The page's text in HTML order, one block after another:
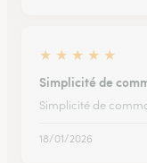
★ ★ ★ ★ ★
Simplicité de
Simplicité de
18/01/2026